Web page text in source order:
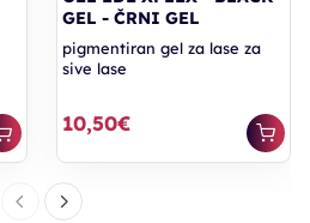
GEL - ČRNI GEL
pigmentiran gel za lase za
sive lase
10,50€